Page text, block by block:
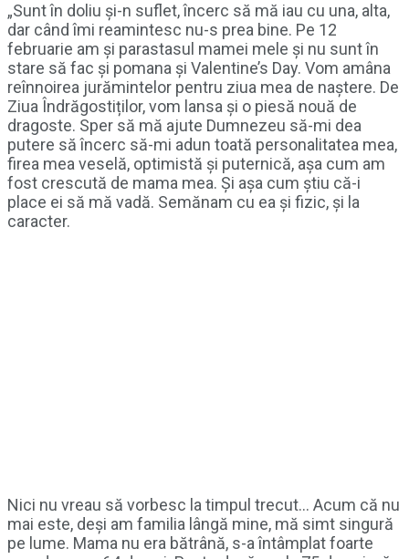
„Sunt în doliu și-n suflet, încerc să mă iau cu una, alta,
dar când îmi reamintesc nu-s prea bine. Pe 12
februarie am și parastasul mamei mele și nu sunt în
stare să fac și pomana și Valentine’s Day. Vom amâna
reînnoirea jurămintelor pentru ziua mea de naștere. De
Ziua Îndrăgostiților, vom lansa și o piesă nouă de
dragoste. Sper să mă ajute Dumnezeu să-mi dea
putere să încerc să-mi adun toată personalitatea mea,
firea mea veselă, optimistă și puternică, așa cum am
fost crescută de mama mea. Și așa cum știu că-i
place ei să mă vadă. Semănam cu ea și fizic, și la
caracter.
Nici nu vreau să vorbesc la timpul trecut… Acum că nu
mai este, deși am familia lângă mine, mă simt singură
pe lume. Mama nu era bătrână, s-a întâmplat foarte